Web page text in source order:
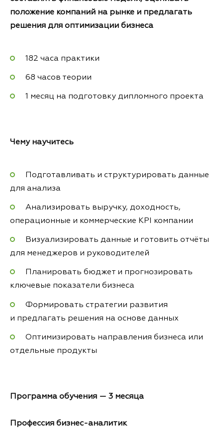
положение компаний на рынке и предлагать
решения для оптимизации бизнеса
182 часа практики
68 часов теории
1 месяц на подготовку дипломного проекта
Чемунаучитесь
Подготавливать и структурировать данные
для анализа
Анализировать выручку, доходность,
операционные и коммерческие KPI компании
Визуализировать данные и готовить отчёты
для менеджеров и руководителей
Планировать бюджет и прогнозировать
ключевые показатели бизнеса
Формировать стратегии развития
и предлагать решения на основе данных
Оптимизировать направления бизнеса или
отдельные продукты
Программа обучения — 3 месяца
Профессия бизнес-аналитик